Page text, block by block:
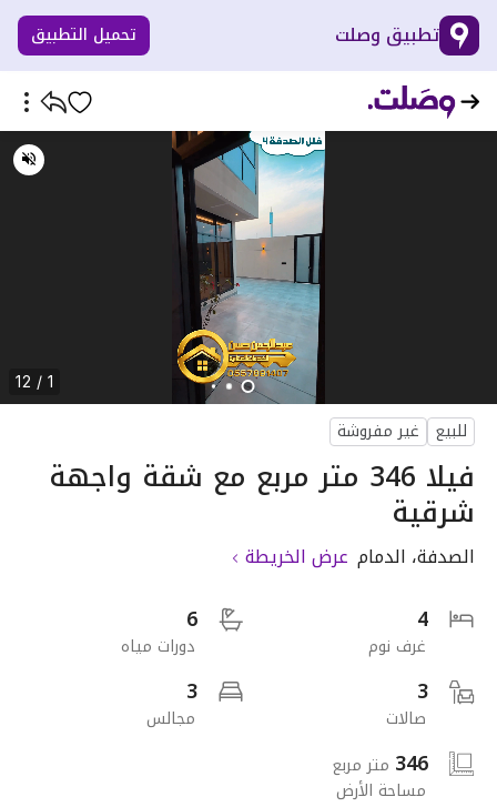
تطبيق وصلت تحميل التطبيق
1 / 12
للبيع غير مفروشة
فيلا 346 متر مربع مع شقة واجهة
شرقية
الصدفة، الدمام عرض الخريطة
4
غرف نوم
6
دورات مياه
3
صالات
3
مجالس
346 متر مربع
مساحة الأرض